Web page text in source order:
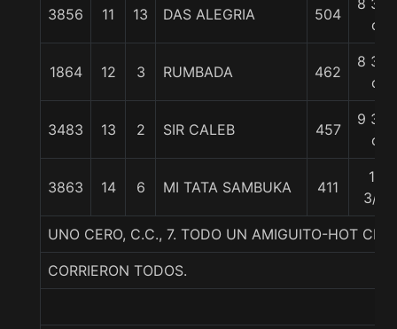
3856 11 13 DAS ALEGRIA 504
8 3/4
c
1864 12 3 RUMBADA 462
8 3/4
c
3483 13 2 SIR CALEB 457
9 3/4
c
3863 14 6 MI TATA SAMBUKA 411
11
3/4
UNO CERO, C.C., 7. TODO UN AMIGUITO-HOT
CORRIERON TODOS.